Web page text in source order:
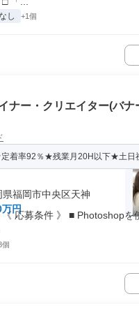
し +1個
ナー・クリエイター(バナ
着率92％★残業月20H以下★土日
福岡市中央区天神
万円
応募条件 》 ■ Photoshopを
個